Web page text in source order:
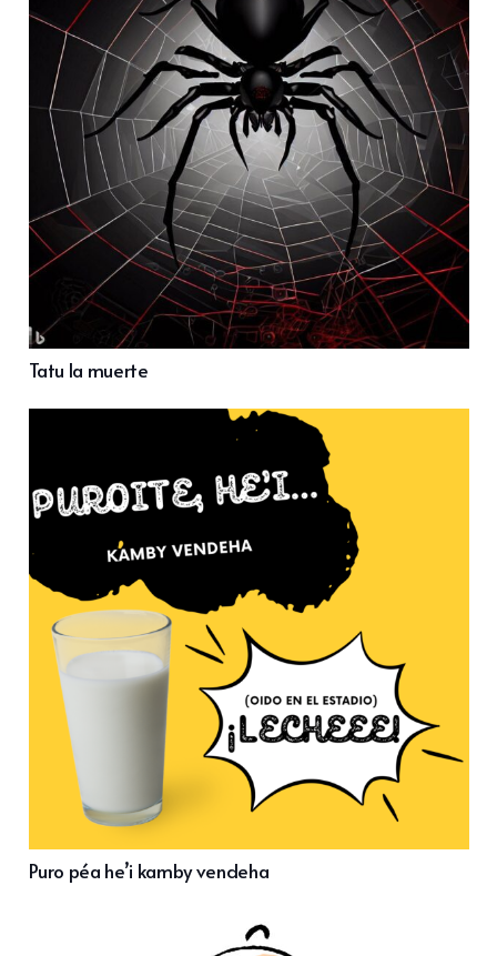
Tatu la muerte
Puro péa he’i kamby vendeha